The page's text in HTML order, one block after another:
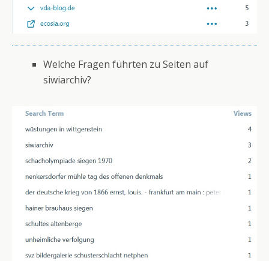
Welche Fragen führten zu Seiten auf
siwiarchiv?